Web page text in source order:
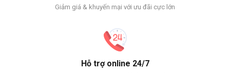
Giảm giá & khuyến mại với ưu đãi cực lớn
Hỗ trợ online 24/7